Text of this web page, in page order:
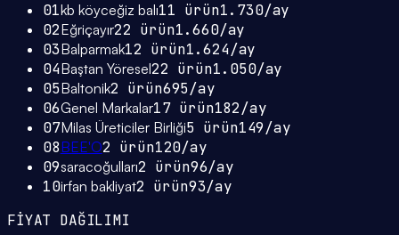
01kb köyceğiz balı11 ürün1.730/ay
02Eğriçayır22 ürün1.660/ay
03Balparmak12 ürün1.624/ay
04Baştan Yöresel22 ürün1.050/ay
05Baltonik2 ürün695/ay
06Genel Markalar17ürün182/ay
07Milas Üreticiler Birliği5 ürün149/ay
08BEE'O2 ürün120/ay
09saracoğulları2 ürün96/ay
10irfan bakliyat2 ürün93/ay
FİYAT DAĞILIMI